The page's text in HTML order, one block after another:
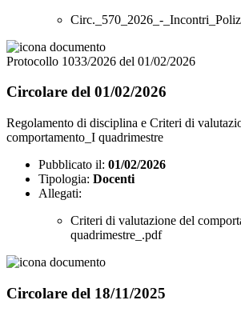
Circ._570_2026_-
Protocollo 1033/2026 del 01/02/2026
Circolare del 01/02/2026
Regolamento di disciplina e Criteri di
comportamento_I quadrimestre
Pubblicato il: 01/02/2026
Tipologia: Docenti
Allegati:
Criteri di valutazione del
quadrimestre_.pdf
Circolare del 18/11/2025